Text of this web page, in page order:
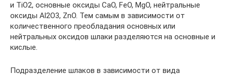
и TiO2, основные оксиды CaO, FeO, MgO, нейтральные
оксиды Al2O3, ZnO. Тем самым в зависимости от
количественного преобладания основных или
нейтральных оксидов шлаки разделяются на основные и
кислые.
Подразделение шлаков в зависимости от вида